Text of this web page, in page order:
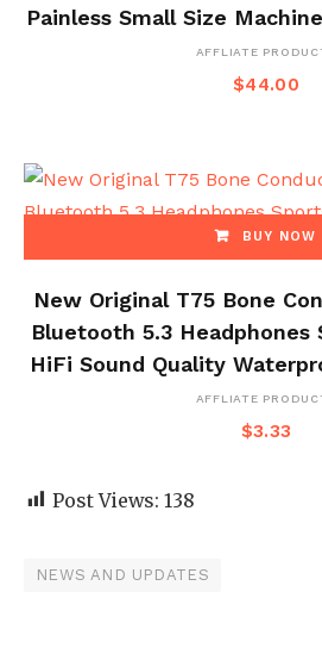
Painless Small Size
AFFLIATE
$44.00
BUY NOW
New Original T75 Bone
Bluetooth 5.3 Headphones
HiFi Sound Quality
AFFLIATE
$3.33
Post Views: 138
NEWS AND UPDATES